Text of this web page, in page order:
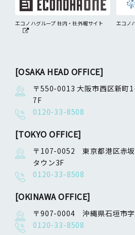
エコノハグループ 社内・社外報サイト エコノ
[OSAKA HEAD OFFICE]
〒550-0013 大阪市西区新町
7F
0120-33-8508
[TOKYO OFFICE]
〒107-0052 東京都港区赤
タウン3F
0120-33-8508
[OKINAWA OFFICE]
〒907-0004 沖縄県石垣市
0120-33-8508